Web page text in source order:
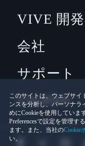
このサイトは、ウェブサイ
ンスを分析し、パーソナラ
めにCookieを使用していま
Preferencesで設定を管理す
ます。また、当社のCookie
い。
VIVE 開
会社
サポート
Location